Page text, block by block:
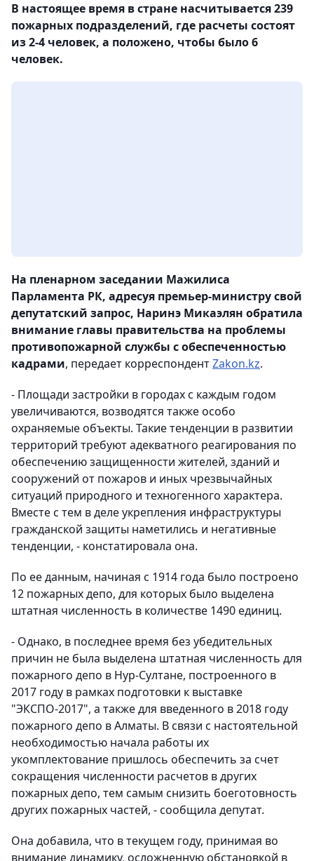
В настоящее время в стране насчитывается 239
пожарных подразделений, где расчеты состоят
из 2-4 человек, а положено, чтобы было 6
человек.
На пленарном заседании Мажилиса
Парламента РК, адресуя премьер-министру свой
депутатский запрос, Наринэ Микаэлян обратила
внимание главы правительства на проблемы
противопожарной службы с обеспеченностью
кадрами, передает корреспондентZakon.kz.
- Площади застройки в городах с каждым годом
увеличиваются, возводятся также особо
охраняемые объекты. Такие тенденции в развитии
территорий требуют адекватного реагирования по
обеспечению защищенности жителей, зданий и
сооружений от пожаров и иных чрезвычайных
ситуаций природного и техногенного характера.
Вместе с тем в деле укрепления инфраструктуры
гражданской защиты наметились и негативные
тенденции, - констатировала она.
По ее данным, начиная с 1914 года было построено
12 пожарных депо, для которых было выделена
штатная численность в количестве 1490 единиц.
- Однако, в последнее время без убедительных
причин не была выделена штатная численность для
пожарного депо в Нур-Султане, построенного в
2017 году в рамках подготовки к выставке
"ЭКСПО-2017", а также для введенного в 2018 году
пожарного депо в Алматы. В связи с настоятельной
необходимостью начала работы их
укомплектование пришлось обеспечить за счет
сокращения численности расчетов в других
пожарных депо, тем самым снизить боеготовность
других пожарных частей, - сообщила депутат.
Она добавила, что в текущем году, принимая во
внимание динамику, осложненную обстановкой в